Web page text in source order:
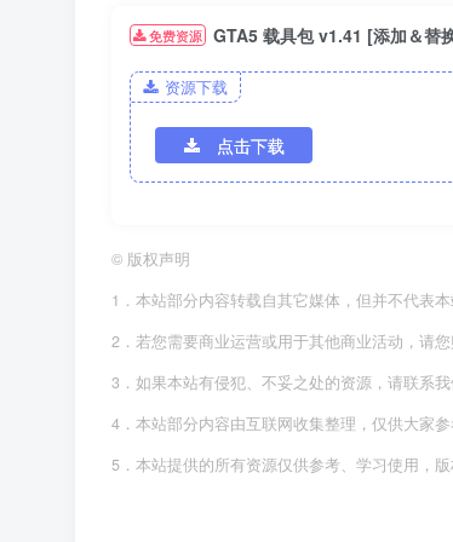
免费资源 GTA5 载具包 v1.41 [添加＆替
资源下载
点击下载
© 版权声明
1．本站部分内容转载自其它媒体，但并不代表
2．若您需要商业运营或用于其他商业活动，请您
3．如果本站有侵犯、不妥之处的资源，请联系
4．本站部分内容由互联网收集整理，仅供大家
5．本站提供的所有资源仅供参考、学习使用，